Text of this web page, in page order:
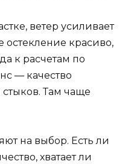
ветер усиливает
остекление красиво,
к расчетам по
— качество
Там чаще
на выбор. Есть ли
хватает ли